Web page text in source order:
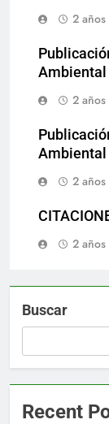
2 años
Ambiental
2 años
Ambiental
2 años
2 años
Buscar
Recent